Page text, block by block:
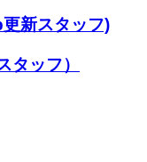
新スタッフ)
タッフ）